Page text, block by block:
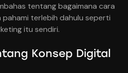
tentang bagaimana cara
terlebih dahulu seperti
itu sendiri.
Konsep Digital